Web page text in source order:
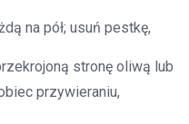
na pół; usuń pestkę,
stronę oliwą lub
przywieraniu,